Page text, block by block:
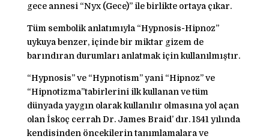
gece annesi “Nyx (Gece)” ile birlikte ortaya çıkar.
Tüm sembolik anlatımıyla “Hypnosis-Hipnoz”
uykuya benzer, içinde bir miktar gizem de
barındıran durumları anlatmak için kullanılmıştır.
“Hypnosis” ve “Hypnotism” yani “Hipnoz” ve
“Hipnotizma”tabirlerini ilk kullanan ve tüm
dünyada yaygın olarak kullanılır olmasına yol açan
olan İskoç cerrah Dr. James Braid’ dır. 1841 yılında
kendisinden öncekilerin tanımlamalara ve